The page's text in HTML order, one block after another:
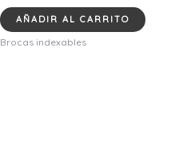
AÑADIR AL CARRITO
Brocas indexables